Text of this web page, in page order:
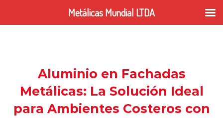
Aluminio en Fachadas
Metálicas: La Solución Ideal
para Ambientes Costeros con
Metálicas Mundial LTDA